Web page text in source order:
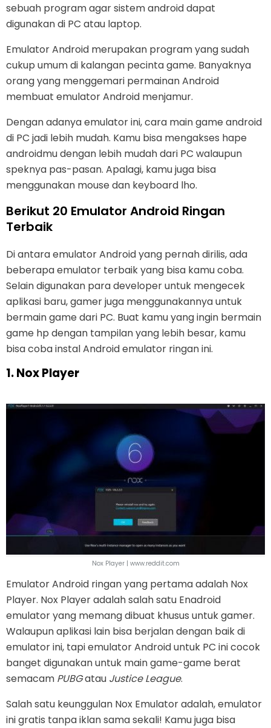
sebuah program agar sistem android dapat
digunakan di PC atau laptop.
Emulator Android merupakan program yang sudah
cukup umum di kalangan pecinta game. Banyaknya
orang yang menggemari permainan Android
membuat emulator Android menjamur.
Dengan adanya emulator ini, cara main game android
di PC jadi lebih mudah. Kamu bisa mengakses hape
androidmu dengan lebih mudah dari PC walaupun
speknya pas-pasan. Apalagi, kamu juga bisa
menggunakan mouse dan keyboard lho.
Berikut 20 Emulator Android Ringan
Terbaik
Di antara emulator Android yang pernah dirilis, ada
beberapa emulator terbaik yang bisa kamu coba.
Selain digunakan para developer untuk mengecek
aplikasi baru, gamer juga menggunakannya untuk
bermain game dari PC. Buat kamu yang ingin bermain
game hp dengan tampilan yang lebih besar, kamu
bisa coba instal Android emulator ringan ini.
1. Nox Player
Nox Player | www.reddit.com
Emulator Android ringan yang pertama adalah Nox
Player. Nox Player adalah salah satu Enadroid
emulator yang memang dibuat khusus untuk gamer.
Walaupun aplikasi lain bisa berjalan dengan baik di
emulator ini, tapi emulator Android untuk PC ini cocok
banget digunakan untuk main game-game berat
semacam PUBGatau Justice League.
Salah satu keunggulan Nox Emulator adalah, emulator
ini gratis tanpa iklan sama sekali! Kamu juga bisa